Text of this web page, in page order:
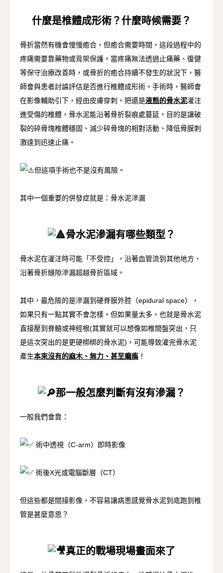
什麼是椎體成形術？什麼時候需要？
骨折當然有機會慢慢癒合，但癒合需要時間，這段過程中的
疼痛需要靠藥物或背架保護。當疼痛無法透過止痛藥、復健
等保守治療改善時，或骨折的癒合持續不發生的狀況下，醫
師會與患者討論評估是否進行椎體成形術。手術時，醫師會
在影像輔助引下，經由皮膚穿刺，把還是液態的骨水泥灌注
進受傷的椎體，骨水泥能沿著骨折裂痕處蔓延，目的是讓破
裂的碎骨塊椎體穩固、減少碎骨塊的相對活動、降低骨膜刺
激達到迅速止痛。
但這項手術也不是沒有風險。
其中一個重要的併發症就是：骨水泥滲漏
骨水泥滲漏有哪些類型？
骨水泥在灌注時可能「不受控」，沿著血管流到其他地方、
沿著骨折縫隙滲漏超越骨折區域。
其中，最危險的是滲漏到硬脊膜外腔（epidural space），
如果只有一點其實不會怎樣。但如果量太多，也就是骨水泥
直接壓到脊髓或神經根(其實就可以想像如椎間盤突出，只
是這次突出的是更硬梆梆的骨水泥)，可能導致灌完骨水泥
產生本來沒有的麻木、無力、甚至癱瘓 ！
那一般怎麼判斷有沒有滲漏？
一般我們會靠：
術中透視（C-arm）即時影像
術後X光或電腦斷層（CT）
但這些都是間接影像，不容易讓病患感覺骨水泥到底跑到椎
管是甚麼意思？
真正的戰場現場畫面來了